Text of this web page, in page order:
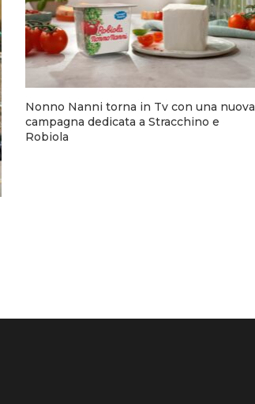
Nonno Nanni torna in Tv con una nuova
campagna dedicata a Stracchino e
Robiola